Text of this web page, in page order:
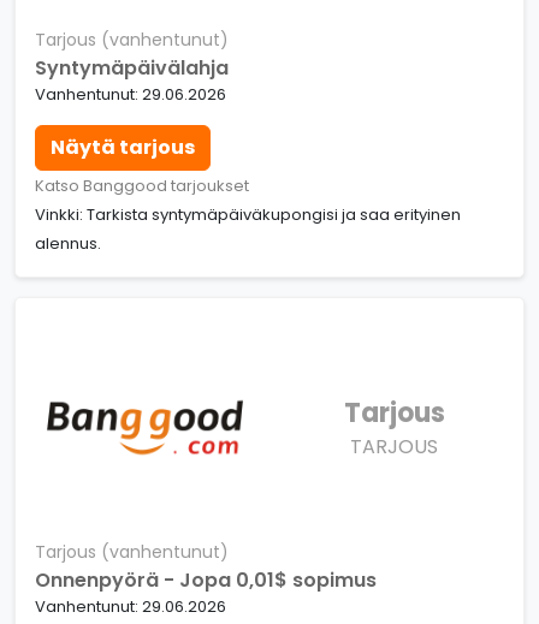
Tarjous (vanhentunut)
Syntymäpäivälahja
Vanhentunut: 29.06.2026
Näytä tarjous
Katso Banggood tarjoukset
Vinkki: Tarkista syntymäpäiväkupongisi ja saa erityinen
alennus.
Tarjous
TARJOUS
Tarjous (vanhentunut)
Onnenpyörä - Jopa 0,01$ sopimus
Vanhentunut: 29.06.2026